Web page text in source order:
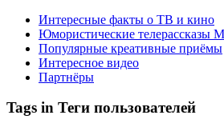
Интересные факты о ТВ и кино
Юмористические телерассказы
Популярные креативные приёмы
Интересное видео
Партнёры
Tags in Теги пользователей